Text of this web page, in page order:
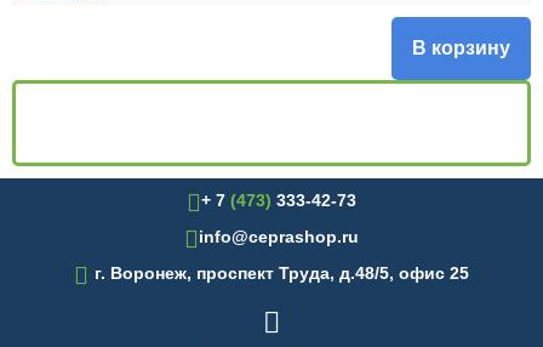
В корзину
+ 7 (473) 333-42-73
info@ceprashop.ru
 г. Воронеж, проспект Труда, д.48/5, офис 25
